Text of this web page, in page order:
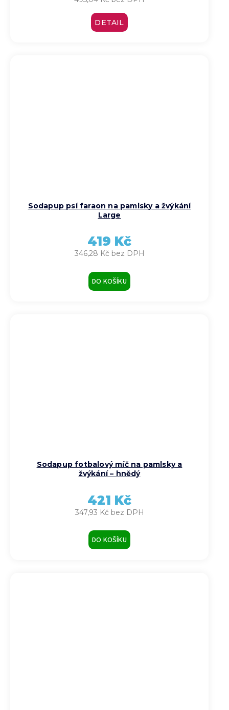
DETAIL
Sodapup psí faraon na pamlsky a žvýkání
Large
346,28 Kč bez DPH
419 Kč
DO KOŠÍKU
Sodapup fotbalový míč na pamlsky a
žvýkání – hnědý
347,93 Kč bez DPH
421 Kč
DO KOŠÍKU